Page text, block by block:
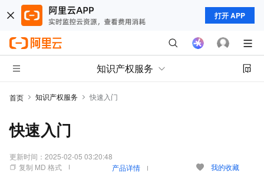
打开 APP
知识产权服务
首页 知识产权服务 快速入门
快速入门
更新时间： 2025-02-05 03:20:48
复制 MD 格式
产品详情 我的收藏